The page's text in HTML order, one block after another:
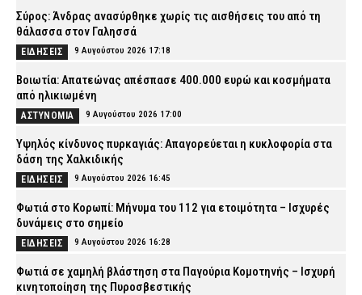
Σύρος: Άνδρας ανασύρθηκε χωρίς τις αισθήσεις του από τη
θάλασσα στον Γαλησσά
ΕΙΔΗΣΕΙΣ 9 Αυγούστου 2026 17:18
Βοιωτία: Απατεώνας απέσπασε 400.000 ευρώ και κοσμήματα
από ηλικιωμένη
ΑΣΤΥΝΟΜΙΑ 9 Αυγούστου 2026 17:00
Υψηλός κίνδυνος πυρκαγιάς: Απαγορεύεται η κυκλοφορία στα
δάση της Χαλκιδικής
ΕΙΔΗΣΕΙΣ 9 Αυγούστου 2026 16:45
Φωτιά στο Κορωπί: Μήνυμα του 112 για ετοιμότητα – Ισχυρές
δυνάμεις στο σημείο
ΕΙΔΗΣΕΙΣ 9 Αυγούστου 2026 16:28
Φωτιά σε χαμηλή βλάστηση στα Παγούρια Κομοτηνής – Ισχυρή
κινητοποίηση της Πυροσβεστικής